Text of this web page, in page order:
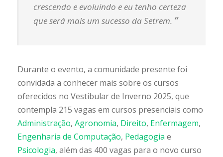
crescendo e evoluindo e eu tenho certeza
que será mais um sucesso da Setrem. ”
Durante o evento, a comunidade presente foi
convidada a conhecer mais sobre os cursos
oferecidos no Vestibular de Inverno 2025, que
contempla 215 vagas em cursos presenciais como
Administração, Agronomia, Direito, Enfermagem,
Engenharia de Computação, Pedagogia e
Psicologia, além das 400 vagas para o novo curso